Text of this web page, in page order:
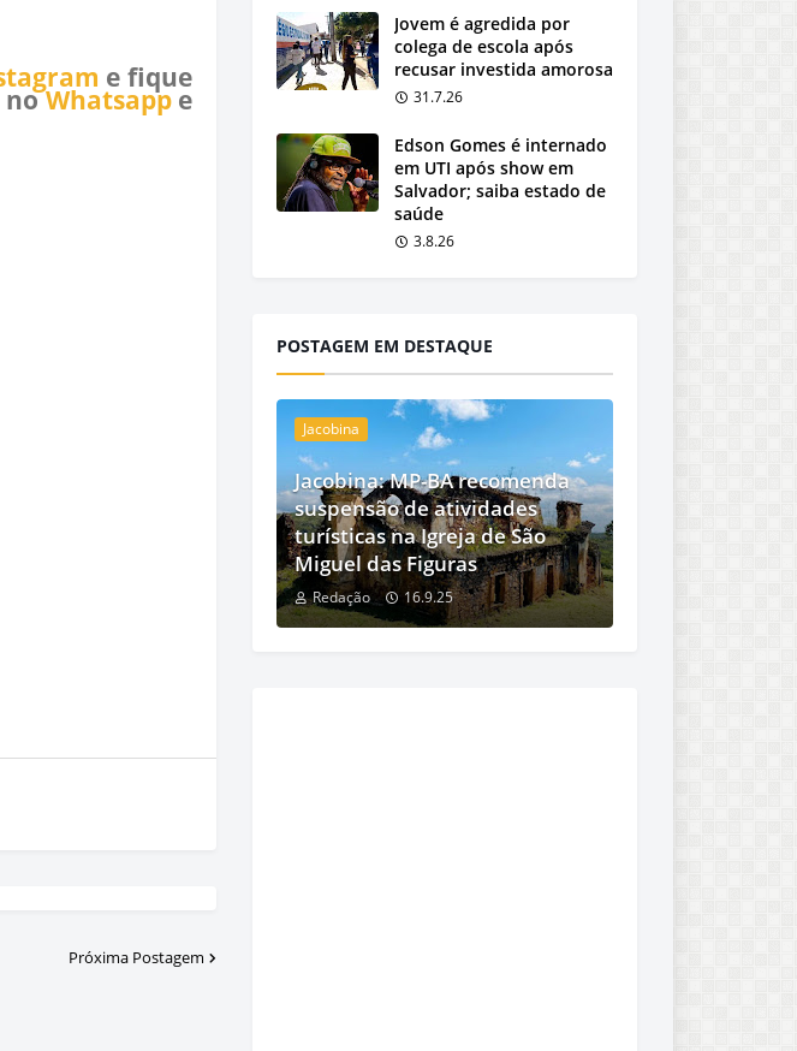
e fique
noWhatsappe
Próxima Postagem
Jovem é agredida por
colega de escola após
recusar investida amorosa
31.7.26
Edson Gomes é internado
em UTI após show em
Salvador; saiba estado de
saúde
3.8.26
POSTAGEM EM DESTAQUE
Jacobina
Jacobina: MP-BA recomenda
suspensão de atividades
turísticas na Igreja de São
Miguel das Figuras
Redação 16.9.25